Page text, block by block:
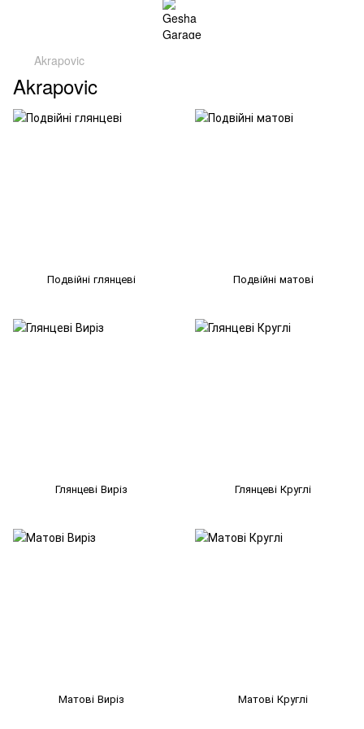
Akrapovic
Akrapovic
Подвійні глянцеві Подвійні матові
Глянцеві Виріз Глянцеві Круглі
Матові Виріз Матові Круглі